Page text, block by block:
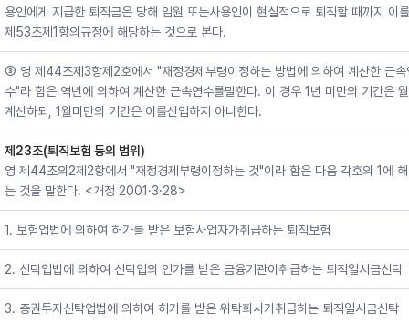
용인에게 지급한 퇴직금은 당해 임원 또는사용인이 현실적으로 퇴직할 때까지 이
제53조제1항의규정에 해당하는 것으로 본다.
③ 영 제44조제3항제2호에서 "재정경제부령이정하는 방법에 의하여 계산한 근속
수"라 함은 역년에 의하여 계산한 근속연수를말한다. 이 경우 1년 미만의 기간은
계산하되, 1월미만의 기간은 이를산입하지 아니한다.
제23조(퇴직보험 등의 범위)
영 제44조의2제2항에서 "재정경제부령이정하는 것"이라 함은 다음 각호의 1에
는 것을 말한다. <개정 2001·3·28>
1. 보험업법에 의하여 허가를 받은 보험사업자가취급하는 퇴직보험
2. 신탁업법에 의하여 신탁업의 인가를 받은 금융기관이취급하는 퇴직일시금신탁
3. 증권투자신탁업법에 의하여 허가를 받은 위탁회사가취급하는 퇴직일시금신탁